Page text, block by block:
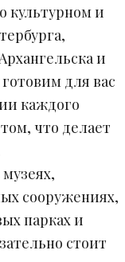
культурном и
и
для вас
каждого
что делает
сооружениях,
парках и
стоит